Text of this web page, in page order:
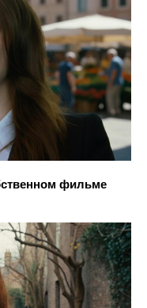
фильме